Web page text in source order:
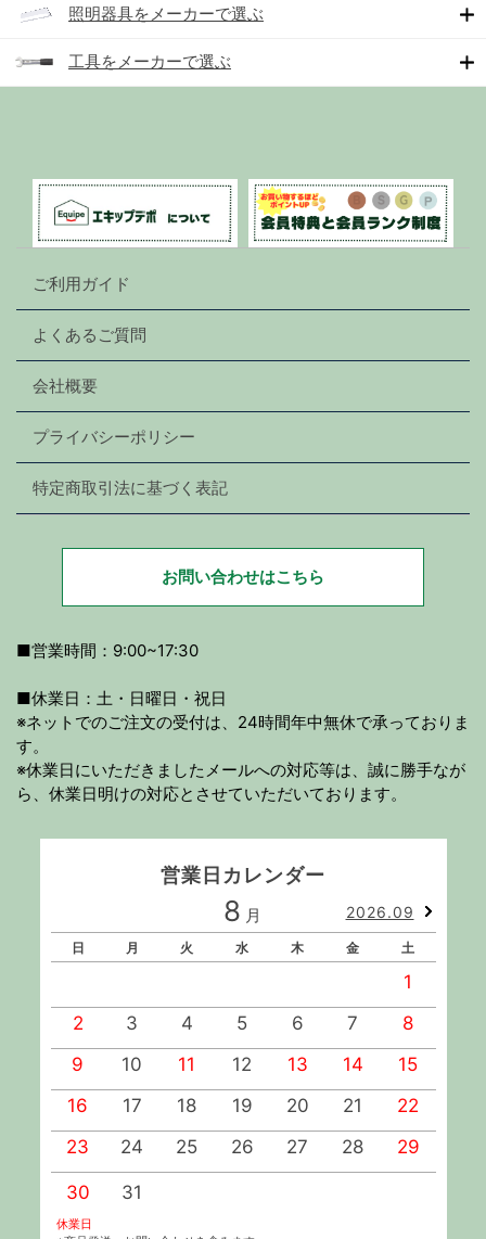
照明器具をメーカーで選ぶ
工具をメーカーで選ぶ
ご利用ガイド
よくあるご質問
会社概要
プライバシーポリシー
特定商取引法に基づく表記
お問い合わせはこちら
■営業時間：9:00~17:30
■休業日：土・日曜日・祝日
※ネットでのご注文の受付は、24時間年中無休で承っておりま
す。
※休業日にいただきましたメールへの対応等は、誠に勝手なが
ら、休業日明けの対応とさせていただいております。
営業日カレンダー
8 月 2026.09
日 月 火 水 木 金 土
1
2
3 4 5 6 7
8
9
10 11 12 13 14
15
16
17 18 19 20 21
22
23
24 25 26 27 28 29
30 31
休業日